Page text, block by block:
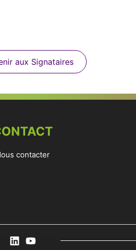
aux Signataires
contacter